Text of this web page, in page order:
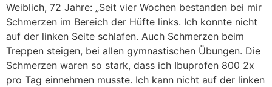
Weiblich, 72 Jahre: „Seit vier Wochen bestanden bei mir
Schmerzen im Bereich der Hüfte links. Ich konnte nicht
auf der linken Seite schlafen. Auch Schmerzen beim
Treppen steigen, bei allen gymnastischen Übungen. Die
Schmerzen waren so stark, dass ich Ibuprofen 800 2x
pro Tag einnehmen musste. Ich kann nicht auf der linken